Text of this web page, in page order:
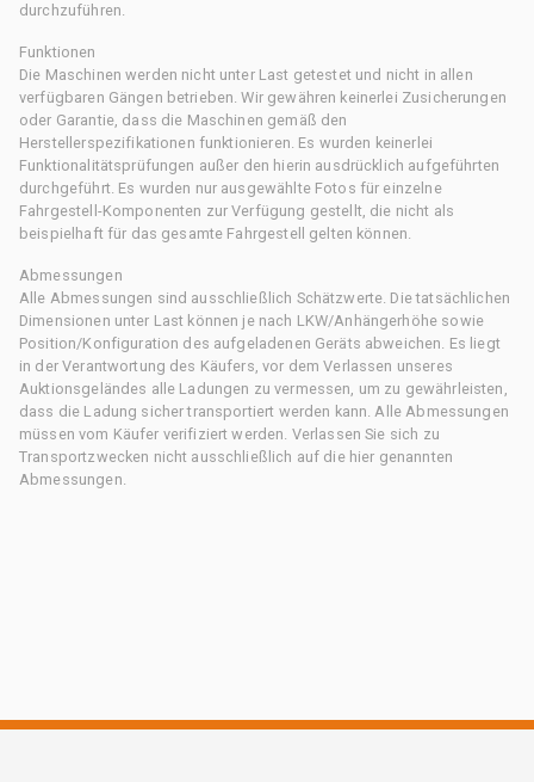
durchzuführen.
Funktionen
Die Maschinen werden nicht unter Last getestet und nicht in allen
verfügbaren Gängen betrieben. Wir gewähren keinerlei Zusicherungen
oder Garantie, dass die Maschinen gemäß den
Herstellerspezifikationen funktionieren. Es wurden keinerlei
Funktionalitätsprüfungen außer den hierin ausdrücklich aufgeführten
durchgeführt. Es wurden nur ausgewählte Fotos für einzelne
Fahrgestell-Komponenten zur Verfügung gestellt, die nicht als
beispielhaft für das gesamte Fahrgestell gelten können.
Abmessungen
Alle Abmessungen sind ausschließlich Schätzwerte. Die tatsächlichen
Dimensionen unter Last können je nach LKW/Anhängerhöhe sowie
Position/Konfiguration des aufgeladenen Geräts abweichen. Es liegt
in der Verantwortung des Käufers, vor dem Verlassen unseres
Auktionsgeländes alle Ladungen zu vermessen, um zu gewährleisten,
dass die Ladung sicher transportiert werden kann. Alle Abmessungen
müssen vom Käufer verifiziert werden. Verlassen Sie sich zu
Transportzwecken nicht ausschließlich auf die hier genannten
Abmessungen.